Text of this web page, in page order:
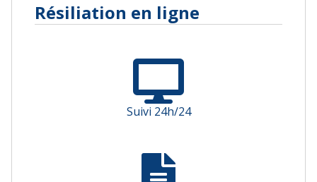
Résiliation en ligne
Suivi 24h/24